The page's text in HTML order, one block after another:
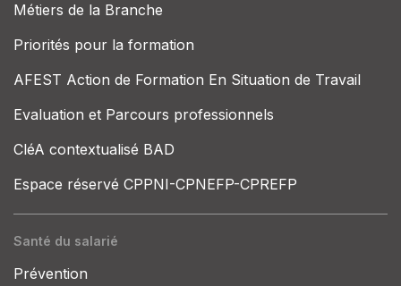
Métiers de la Branche
Priorités pour la formation
AFEST Action de Formation En Situation de Travail
Evaluation et Parcours professionnels
CléA contextualisé BAD
Espace réservé CPPNI-CPNEFP-CPREFP
Santé du salarié
Prévention